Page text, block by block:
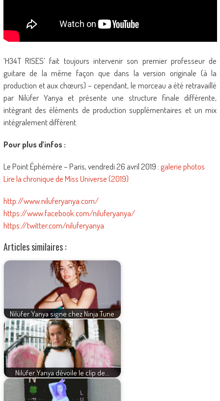
‘H34T RISES’ fait toujours intervenir son premier professeur de
guitare de la même façon que dans la version originale (à la
production et aux chœurs) – cependant, le morceau a été retravaillé
par Nilüfer Yanya et présente une structure finale différente,
intégrant des éléments de production supplémentaires et un mix
intégralement différent.
Pour plus d’infos :
Le Point Éphémère – Paris, vendredi 26 avril 2019 :galerie photos
Lire la chronique de Miss Universe (2019)
http://www.niluferyanya.com/
https://www.facebook.com/niluferyanya/
https://twitter.com/niluferyanya
Articles similaires :
Nilüfer Yanya signe chez Ninja Tune
Nilüfer Yanya dévoile le clip de…